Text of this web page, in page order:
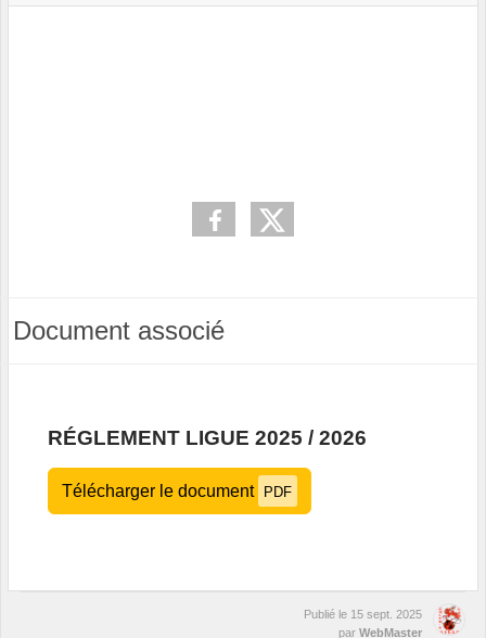
Document associé
RÉGLEMENT LIGUE 2025 / 2026
Télécharger le document PDF
Publié le 15 sept. 2025
par WebMaster